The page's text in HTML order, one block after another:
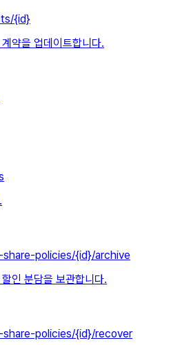
{id}
약을 업데이트합니다.
policies/{id}/archive
인 분담을 보관합니다.
policies/{id}/recover